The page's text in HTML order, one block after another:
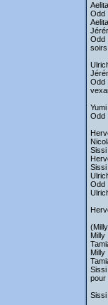
Odd
Odd
Odd
Odd
Sissi
Sissi
Odd
Milly
Milly
Sissi
pour
Sissi